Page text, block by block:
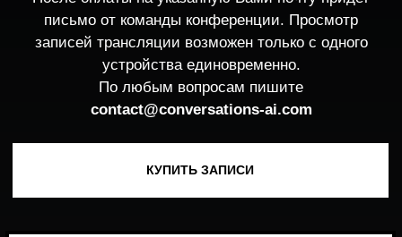
Ждем вас 2 декабря на
Conversations 2026 в Москве
ПОДПИСАТЬСЯ НА НОВОСТИ